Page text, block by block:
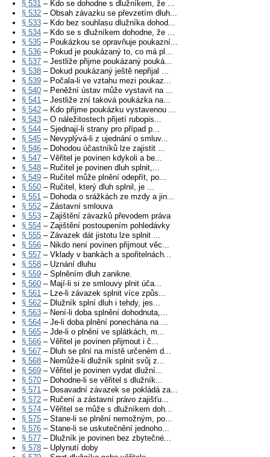
§ 531 – Kdo se dohodne s dlužníkem, že ...
§ 532 – Obsah závazku se převzetím dluh...
§ 533 – Kdo bez souhlasu dlužníka dohod...
§ 534 – Kdo se s dlužníkem dohodne, že ...
§ 535 – Poukázkou se opravňuje poukazní...
§ 536 – Pokud je poukázaný to, co má pl...
§ 537 – Jestliže přijme poukázaný pouká...
§ 538 – Dokud poukázaný ještě nepřijal ...
§ 539 – Počala-li ve vztahu mezi poukaz...
§ 540 – Peněžní ústav může vystavit na ...
§ 541 – Jestliže zní taková poukázka na...
§ 542 – Kdo přijme poukázku vystavenou ...
§ 543 – O náležitostech přijetí rubopis...
§ 544 – Sjednají-li strany pro případ p...
§ 545 – Nevyplývá-li z ujednání o smluv...
§ 546 – Dohodou účastníků lze zajistit ...
§ 547 – Věřitel je povinen kdykoli a be...
§ 548 – Ručitel je povinen dluh splnit,...
§ 549 – Ručitel může plnění odepřít, po...
§ 550 – Ručitel, který dluh splnil, je ...
§ 551 – Dohoda o srážkách ze mzdy a jin...
§ 552 – Zástavní smlouva
§ 553 – Zajištění závazků převodem práva
§ 554 – Zajištění postoupením pohledávky
§ 555 – Závazek dát jistotu lze splnit ...
§ 556 – Nikdo není povinen přijmout věc...
§ 557 – Vklady v bankách a spořitelnách...
§ 558 – Uznání dluhu
§ 559 – Splněním dluh zanikne.
§ 560 – Mají-li si ze smlouvy plnit úča...
§ 561 – Lze-li závazek splnit více způs...
§ 562 – Dlužník splní dluh i tehdy, jes...
§ 563 – Není-li doba splnění dohodnuta,...
§ 564 – Je-li doba plnění ponechána na ...
§ 565 – Jde-li o plnění ve splátkách, m...
§ 566 – Věřitel je povinen přijmout i č...
§ 567 – Dluh se plní na místě určeném d...
§ 568 – Nemůže-li dlužník splnit svůj z...
§ 569 – Věřitel je povinen vydat dlužní...
§ 570 – Dohodne-li se věřitel s dlužník...
§ 571 – Dosavadní závazek se pokládá za...
§ 572 – Ručení a zástavní právo zajišťu...
§ 574 – Věřitel se může s dlužníkem doh...
§ 575 – Stane-li se plnění nemožným, po...
§ 576 – Stane-li se uskutečnění jednoho...
§ 577 – Dlužník je povinen bez zbytečné...
§ 578 – Uplynutí doby